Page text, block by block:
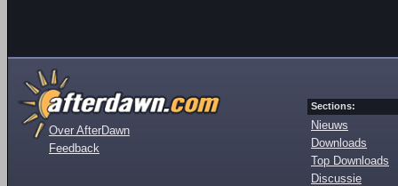
Over AfterDawn
Feedback
Sections:
Nieuws
Downloads
Top Downloads
Discussie